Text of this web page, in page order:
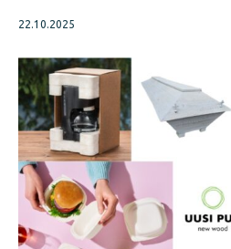
22.10.2025